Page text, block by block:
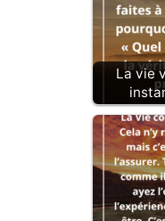
La vie